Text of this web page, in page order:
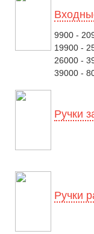
9900 -
19900 -
26000 -
39000 -
Ручки
Ручки